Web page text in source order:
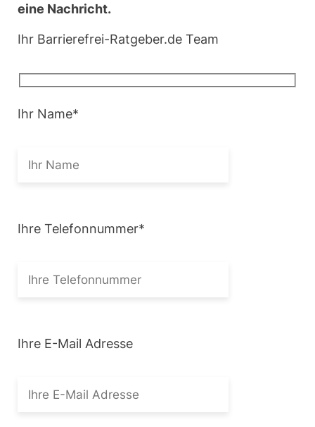
eine Nachricht.
Ihr Barrierefrei-Ratgeber.de Team
Ihr Name*
Ihre Telefonnummer*
Ihre E-Mail Adresse